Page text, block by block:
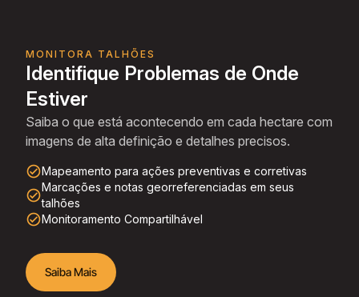
MONITORA TALHÕES
Identifique Problemas de Onde
Estiver
Saiba o que está acontecendo em cada hectare com
imagens de alta definição e detalhes precisos.
check_circle_outlineMapeamento para ações preventivas e corretivas
check_circle_outline
Marcações e notas georreferenciadas em seus
talhões
check_circle_outlineMonitoramento Compartilhável
Saiba Mais